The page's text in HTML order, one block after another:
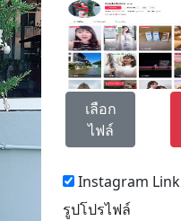
เลือก
ไฟล์
Instagram Link
รูปโปรไฟล์